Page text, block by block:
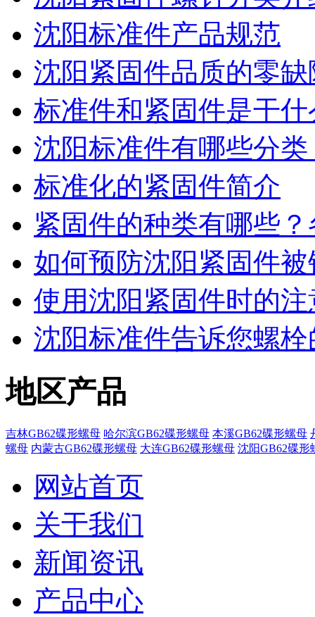
沈阳标准件产品规范
沈阳紧固件品质的零
标准件和紧固件是干
沈阳标准件有哪些分类
标准化的紧固件简介
紧固件的种类有哪些
如何预防沈阳紧固件
使用沈阳紧固件时的
沈阳标准件​告诉您螺
地区产品
吉林GB62碟形螺母 哈尔滨GB62碟形螺母 本溪GB62碟形螺母
螺母 内蒙古GB62碟形螺母 大连GB62碟形螺母 沈阳GB62碟形
网站首页
关于我们
新闻资讯
产品中心